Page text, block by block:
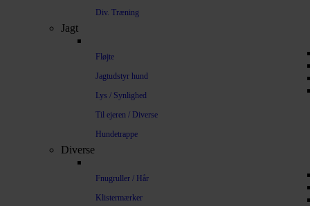
Div. Træning
Jagt
Fløjte
Jagtudstyr hund
Lys / Synlighed
Til ejeren / Diverse
Hundetrappe
Diverse
Fnugruller / Hår
Klistermærker